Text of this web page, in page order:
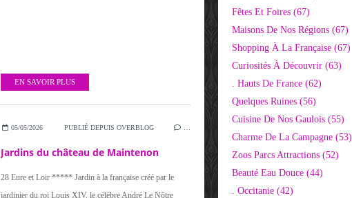
EN SAVOIR PLUS
05/05/2026 PUBLIÉ DEPUIS OVERBLOG
Jardins du château de Maintenon
28 Eure et Loir ***** Jardin à la française créé par le
jardinier du roi Louis XIV, le célèbre André Le Nôtre
Fêtes Et Foires (67)
Maisons De Nos Régions (67)
Shopping À La Française (67)
Curiosités À Découvrir (63)
. Hauts De France (62)
Quelques Ruines (56)
Cuisine De Nos Gaulois (55)
Charme De La Campagne (53)
Zoos Parcs Attractions (52)
Beauté Eau Douce (44)
. Occitanie (42)